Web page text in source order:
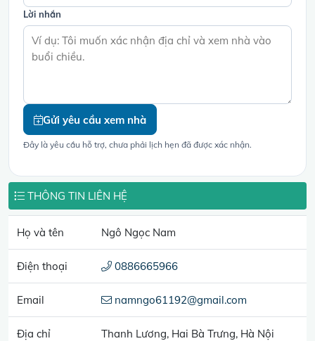
Lời nhắn
Gửi yêu cầu xem nhà
Đây là yêu cầu hỗ trợ, chưa phải lịch hẹn đã được xác nhận.
THÔNG TIN LIÊN HỆ
Họ và tên Ngô Ngọc Nam
Điện thoại 0886665966
Email namngo61192@gmail.com
Địa chỉ Thanh Lương, Hai Bà Trưng, Hà Nội